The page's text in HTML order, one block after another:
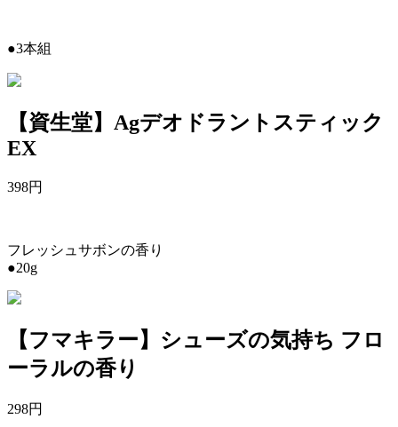
●3本組
【資生堂】Agデオドラントスティック
EX
398円
フレッシュサボンの香り
●20g
【フマキラー】シューズの気持ち フロ
ーラルの香り
298円